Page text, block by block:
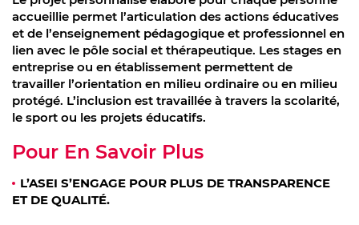
accueillie permet l’articulation des actions éducatives
et de l’enseignement pédagogique et professionnel en
lien avec le pôle social et thérapeutique. Les stages en
entreprise ou en établissement permettent de
travailler l’orientation en milieu ordinaire ou en milieu
protégé. L’inclusion est travaillée à travers la scolarité,
le sport ou les projets éducatifs.
Pour En Savoir Plus
L’ASEI S’ENGAGE POUR PLUS DE TRANSPARENCE
ET DE QUALITÉ.